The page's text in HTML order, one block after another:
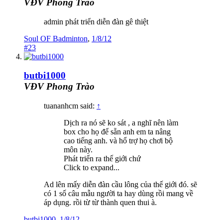
VĐV Phong Trào
admin phát triển diễn đàn gê thiệt
Soul OF Badminton, 1/8/12
#23
butbi1000
VĐV Phong Trào
tuananhcm said: ↑
Dịch ra nó sẽ ko sát , a nghĩ nên làm
box cho họ để sẵn anh em ta nâng
cao tiếng anh. và hổ trợ họ chơi bộ
môn này.
Phát triển ra thế giới chứ
Click to expand...
Ad lên mấy diễn đàn cầu lông của thế giới đó. sẽ
có 1 số câu mẫu người ta hay dùng rồi mang về
áp dụng. rồi từ từ thành quen thui à.